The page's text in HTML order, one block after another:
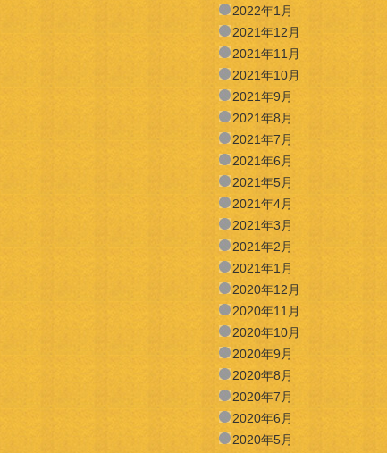
2022年1月
2021年12月
2021年11月
2021年10月
2021年9月
2021年8月
2021年7月
2021年6月
2021年5月
2021年4月
2021年3月
2021年2月
2021年1月
2020年12月
2020年11月
2020年10月
2020年9月
2020年8月
2020年7月
2020年6月
2020年5月